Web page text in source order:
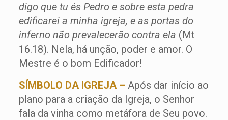
digo que tu és Pedro e sobre esta pedra
edificarei a minha igreja, e as portas do
inferno não prevalecerão contra ela (Mt
16.18). Nela, há unção, poder e amor. O
Mestre é o bom Edificador!
SÍMBOLO DA IGREJA – Após dar início ao
plano para a criação da Igreja, o Senhor
fala da vinha como metáfora de Seu povo.